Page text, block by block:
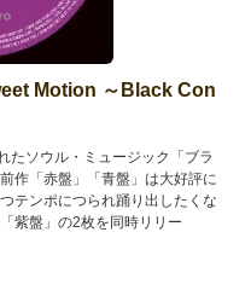
Motion ～Black Con
たソウル・ミュージック「ブラ
作「赤盤」「青盤」は大好評に
テンポにつられ踊り出したくな
紫盤」の2枚を同時リリー